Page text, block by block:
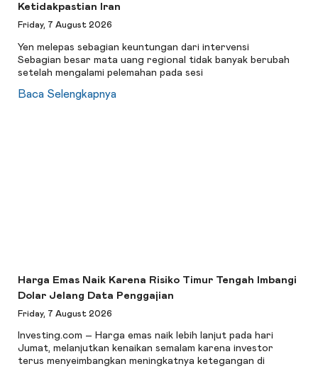
Ketidakpastian Iran
Friday, 7 August 2026
Yen melepas sebagian keuntungan dari intervensi
Sebagian besar mata uang regional tidak banyak berubah
setelah mengalami pelemahan pada sesi
Baca Selengkapnya
Harga Emas Naik Karena Risiko Timur Tengah Imbangi
Dolar Jelang Data Penggajian
Friday, 7 August 2026
Investing.com – Harga emas naik lebih lanjut pada hari
Jumat, melanjutkan kenaikan semalam karena investor
terus menyeimbangkan meningkatnya ketegangan di